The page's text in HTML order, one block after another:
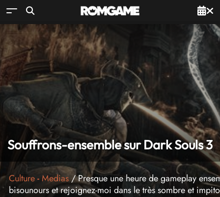
Souffrons-ensemble sur Dark Souls 3
Culture-Medias/ Presque une heure de gameplay
bisounours et rejoignez-moi dans le très sombre et